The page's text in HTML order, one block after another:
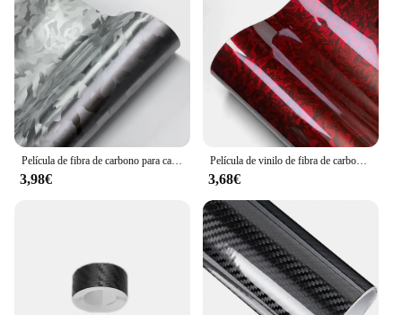
de fibra de carbono ensure that they are a reliable
choice for both residential and commercial
applications, providing a long-lasting upgrade to
your doors.
3,98€
Película de vinilo de fibra de carbono autoadhesiva, envoltura de vinilo de ajuste automático, brillante, Negro, Rojo, película de carrocería de coche, pegatinas de motocicleta, accesorios de coche
3,68€